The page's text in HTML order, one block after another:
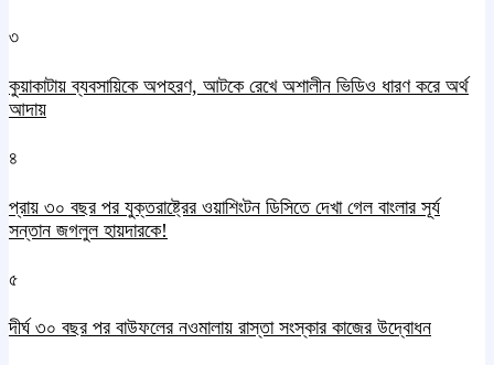
৩
কুয়াকাটায় ব্যবসায়িকে অপহরণ, আটকে রেখে অশালীন ভিডিও ধারণ করে অর্থ
আদায়
৪
প্রায় ৩০ বছর পর যুক্তরাষ্ট্রের ওয়াশিংটন ডিসিতে দেখা গেল বাংলার সূর্য
সন্তান জগলুল হায়দারকে!
৫
দীর্ঘ ৩০ বছর পর বাউফলের নওমালায় রাস্তা সংস্কার কাজের উদ্বোধন